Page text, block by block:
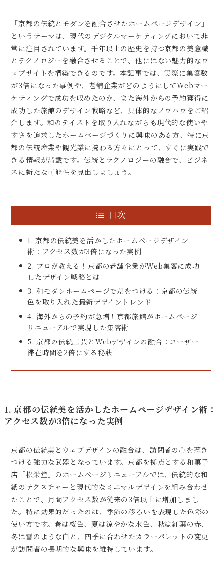
「京都の伝統とモダンを融合させたホームページデザイン」
というテーマは、現代のデジタルマーケティングにおいて非
常に注目されています。千年以上の歴史を持つ京都の美意識
とテクノロジーを融合させることで、他にはない魅力的なウ
ェブサイトを構築できるのです。本記事では、実際に集客数
が3倍になった事例や、老舗企業がどのようにしてWebマー
ケティングで成功を収めたのか、また海外からの予約獲得に
成功した旅館のデザイン戦略など、具体的なノウハウをご紹
介します。和のテイストを取り入れながらも現代的な使いや
すさを追求したホームページづくりに興味のある方、特に京
都の伝統産業や観光業に携わる方々にとって、すぐに実践で
きる情報が満載です。伝統とテクノロジーの融合で、ビジネ
スに新たな可能性を見出しましょう。
目次
1. 京都の伝統美を活かしたホームページデザイン
術：アクセス数が3倍になった実例
2. プロが教える！京都の老舗企業がWeb集客に成功
したデザイン戦略とは
3. 和モダンホームページで差をつける：京都の伝統
色を取り入れた最新デザイントレンド
4. 海外からの予約が急増！京都旅館がホームページ
リニューアルで実現した集客術
5. 京都の伝統工芸とWebデザインの融合：ユーザー
滞在時間を2倍にする秘訣
1. 京都の伝統美を活かしたホームページデザイン術：
アクセス数が3倍になった実例
京都の伝統美とウェブデザインの融合は、訪問者の心を惹き
つける強力な武器となっています。京都を拠点とする和菓子
店「松栄堂」のホームページリニューアルでは、伝統的な和
紙のテクスチャーと現代的なミニマルデザインを組み合わせ
たことで、月間アクセス数が従来の3倍以上に増加しまし
た。特に効果的だったのは、季節の移ろいを表現した色彩の
使い方です。春は桜色、夏は涼やかな水色、秋は紅葉の赤、
冬は雪のような白と、四季に合わせたカラーパレットの変更
が訪問者の長期的な興味を維持しています。